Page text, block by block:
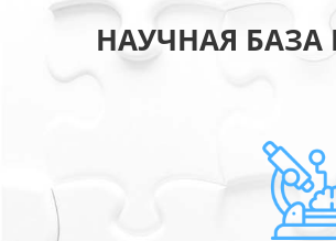
НАУЧНАЯ